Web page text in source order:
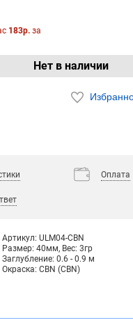
183р. за
Нет в наличии
Оплата
Артикул: ULM04-CBN
Размер: 40мм, Вес: 3гр
Заглубление: 0.6 - 0.9 м
Окраска: CBN (CBN)